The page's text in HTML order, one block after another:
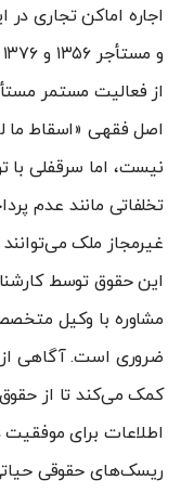
اجاره اماکن تجاری
از فعالیت مستمر
اصل فقهی «اسقاط ما
نیست، اما سرقفلی
تخلفاتی مانند عدم
غیرمجاز ملک
این حقوق توسط
مشاوره با وکیل
ضروری است. آگاهی از
کمک می‌کند تا از
اطلاعات برای
ریسک‌های حقوقی